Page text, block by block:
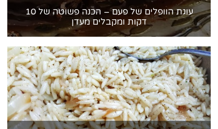
עוגת הוופלים של פעם – הכנה פשוטה של 10
דקות ומקבלים מעדן